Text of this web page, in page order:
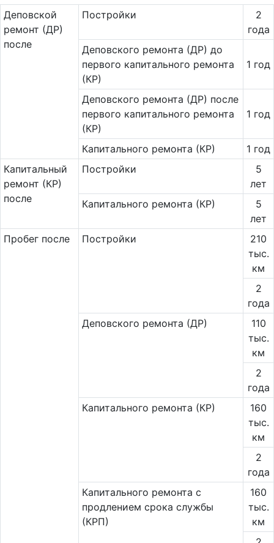
Де­повс­кой
ремонт (ДР)
после
Постройки
2
года
Деповского ремонта (ДР) до
первого капитального ремонта
(КР)
1 год
Деповского ремонта (ДР) после
первого капитального ремонта
(КР)
1 год
Капитального ремонта (КР)
1 год
Ка­пи­таль­ный
ремонт (КР)
после
Постройки
5
лет
Капитального ремонта (КР)
5
лет
Пробег после
Постройки
210
тыс.
км
2
года
Деповского ремонта (ДР)
110
тыс.
км
2
года
Капитального ремонта (КР)
160
тыс.
км
2
года
Капитального ремонта с
продлением срока службы
(КРП)
160
тыс.
км